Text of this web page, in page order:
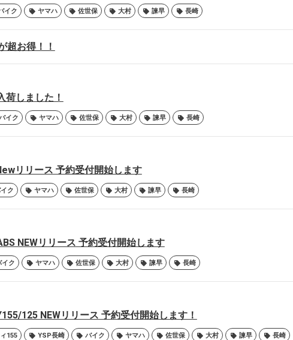
イク ヤマハ 佐世保 大村 諫早 長崎
超お得！！
荷しました！
イク ヤマハ 佐世保 大村 諫早 長崎
リリース 予約受付開始します
ク ヤマハ 佐世保 大村 諫早 長崎
NEWリリース 予約受付開始します
イク ヤマハ 佐世保 大村 諫早 長崎
125 NEWリリース 予約受付開始します！
155 YSP長崎 バイク ヤマハ 佐世保 大村 諫早 長崎